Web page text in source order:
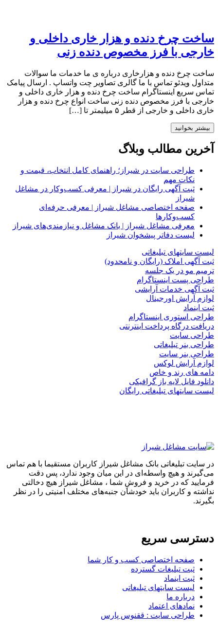
ساخت چرخ دنده و هزار خاری داخلی و
خارجی با فرز مخصوص دنده زنی
ساخت چرخ دنده و هزارخاری درباره ی ما خدمات ما سوالات
متداول ویدئو تماس با ما گالری تصاویر چت واتساپ . ارسال پیامک
تماس سریع اینستاگرام ساخت چرخ دنده و هزار خاری داخلی و
خارجی با فرز مخصوص دنده زنی ساخت انواع چرخ دنده و هزار
خاری داخلی و خارجی از قطر ۵ میلیمتر تا […]
بیشتر بخوانید
آخرین مطالب وبلاگ
طراحی سایت در شیراز؛ راهنمای کامل انتخاب، قیمت و
نکات مهم
ثبت آگهی رایگان در شیراز | معرفی کسب‌وکار در مشاغل
شیراز
صفحه اختصاصی مشاغل شیراز | معرفی حرفه‌ای
کسب‌وکارها
معرفی مشاغل شیراز | بانک مشاغل و نیازمندی‌های شیراز
لیست دفاتر پیشخوان شیراز
لیست سایتهای تبلیغاتی
ثبت آگهی املاک (رایگان و نامحدود)
ترمیم مو در یک جلسه
طراحی پست اینستاگرام
ثبت آگهی خدمات آرایشی
لوازم آرایش اورجینال
ثبت اینماد
طراحی استوری اینستاگرام
دریافت درگاه پرداخت اینترنتی
طراحی سایت
طراحی بنر تبلیغاتی
طراحی بنر سایت
لوازم آرایش لوکس
دامه های رند و خاص
دانلود فایل لایه باز گرافیکی
لیست سایتهای تبلیغاتی رایگان
در سایت تبلیغاتی بانک مشاغل شیراز کاربران مستقیما با هم تماس
می‌گیرند و هیچ واسطه‌ای در این میان وجود ندارد، پس دقت
فرمایید که در خرید و فروشِ شما ، مشاغل شیراز هیچ دخالتی
نداشته و کاربران باید خودشان جنبه‌های مختلف امنیتی را در نظر
بگیرند.
دسترسی سریع
صفحه اختصاصی کسب و کار شما
ثبت تبلیغات گسترده
ثبت اینماد
لیست سایتهای تبلیغاتی
درباره ما
نمادهای اعتماد
طراحی سایت : ققنوس پارس